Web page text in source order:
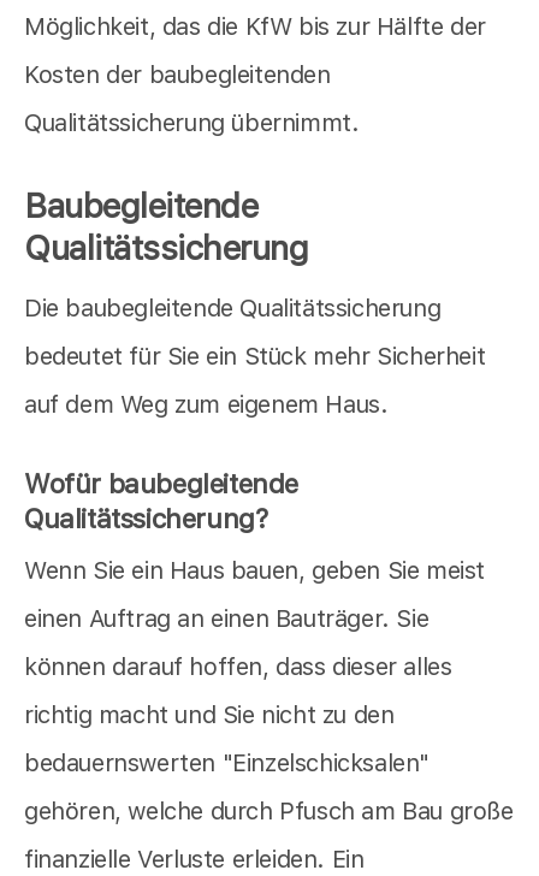
Möglichkeit, das die KfW bis zur Hälfte der
Kosten der baubegleitenden
Qualitätssicherung übernimmt.
Baubegleitende
Qualitätssicherung
Die baubegleitende Qualitätssicherung
bedeutet für Sie ein Stück mehr Sicherheit
auf dem Weg zum eigenem Haus.
Wofür baubegleitende
Qualitätssicherung?
Wenn Sie ein Haus bauen, geben Sie meist
einen Auftrag an einen Bauträger. Sie
können darauf hoffen, dass dieser alles
richtig macht und Sie nicht zu den
bedauernswerten "Einzelschicksalen"
gehören, welche durch Pfusch am Bau große
finanzielle Verluste erleiden. Ein